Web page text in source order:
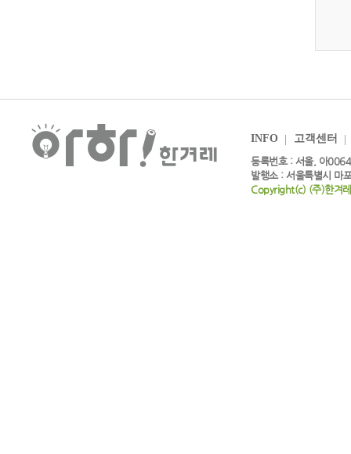
INFO
고객센터
등록번호 : 서울, 아
발행소 : 서울특별시 마
Copyright(c) (주)한겨